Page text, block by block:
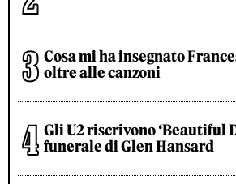
Cosa mi ha insegnato
oltre alle canzoni
Gli U2 riscrivono ‘Beautiful
funerale di Glen Hansard